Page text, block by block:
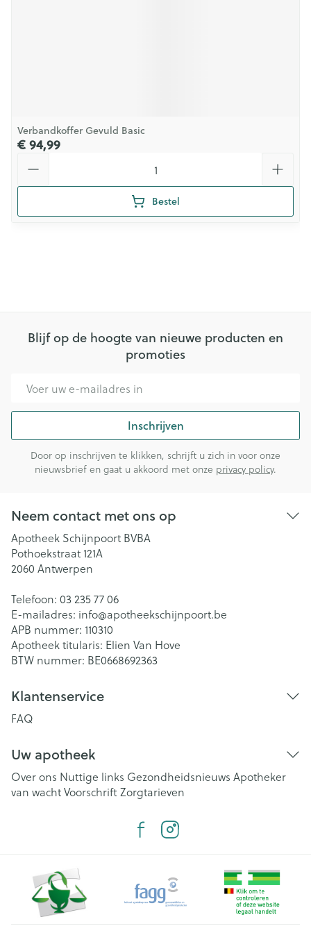
Verbandkoffer Gevuld Basic
€ 94,99
Bestel
Blijf op de hoogte van nieuwe producten en
promoties
Inschrijven
Door op inschrijven te klikken, schrijft u zich in voor onze
nieuwsbrief en gaat u akkoord met onze privacy policy.
Neem contact met ons op
Apotheek Schijnpoort BVBA
Pothoekstraat 121A
2060 Antwerpen
Telefoon: 03 235 77 06
E-mailadres: info@apotheekschijnpoort.be
APB nummer: 110310
Apotheek titularis: Elien Van Hove
BTW nummer: BE0668692363
Klantenservice
FAQ
Uw apotheek
Over ons Nuttige links Gezondheidsnieuws Apotheker
van wachtVoorschriftZorgtarieven